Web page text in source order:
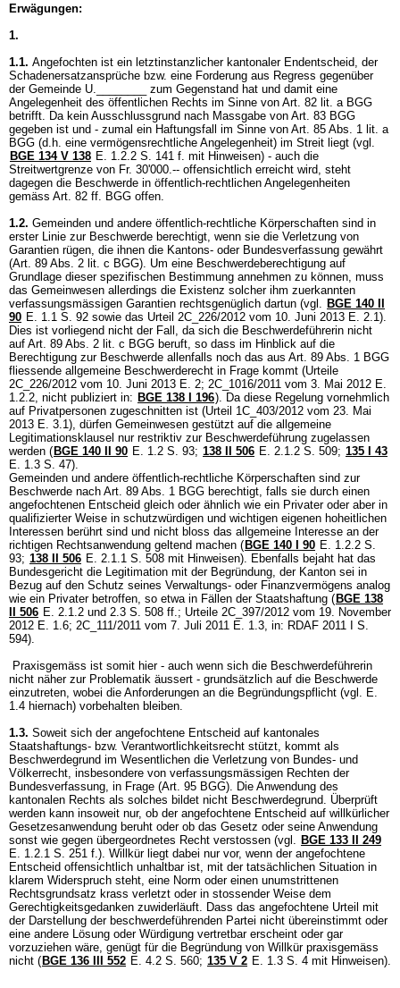
Erwägungen:
1.
1.1. Angefochten ist ein letztinstanzlicher kantonaler Endentscheid, der
Schadenersatzansprüche bzw. eine Forderung aus Regress gegenüber
der Gemeinde U.________ zum Gegenstand hat und damit eine
Angelegenheit des öffentlichen Rechts im Sinne von Art. 82 lit. a BGG
betrifft. Da kein Ausschlussgrund nach Massgabe von Art. 83 BGG
gegeben ist und - zumal ein Haftungsfall im Sinne von Art. 85 Abs. 1 lit. a
BGG (d.h. eine vermögensrechtliche Angelegenheit) im Streit liegt (vgl.
BGE 134 V 138 E. 1.2.2 S. 141 f. mit Hinweisen) - auch die
Streitwertgrenze von Fr. 30'000.-- offensichtlich erreicht wird, steht
dagegen die Beschwerde in öffentlich-rechtlichen Angelegenheiten
gemäss Art. 82 ff. BGG offen.
1.2. Gemeinden und andere öffentlich-rechtliche Körperschaften sind in
erster Linie zur Beschwerde berechtigt, wenn sie die Verletzung von
Garantien rügen, die ihnen die Kantons- oder Bundesverfassung gewährt
(Art. 89 Abs. 2 lit. c BGG). Um eine Beschwerdeberechtigung auf
Grundlage dieser spezifischen Bestimmung annehmen zu können, muss
das Gemeinwesen allerdings die Existenz solcher ihm zuerkannten
verfassungsmässigen Garantien rechtsgenüglich dartun (vgl. BGE 140 II
90 E. 1.1 S. 92 sowie das Urteil 2C_226/2012 vom 10. Juni 2013 E. 2.1).
Dies ist vorliegend nicht der Fall, da sich die Beschwerdeführerin nicht
auf Art. 89 Abs. 2 lit. c BGG beruft, so dass im Hinblick auf die
Berechtigung zur Beschwerde allenfalls noch das aus Art. 89 Abs. 1 BGG
fliessende allgemeine Beschwerderecht in Frage kommt (Urteile
2C_226/2012 vom 10. Juni 2013 E. 2; 2C_1016/2011 vom 3. Mai 2012 E.
1.2.2, nicht publiziert in: BGE 138 I 196). Da diese Regelung vornehmlich
auf Privatpersonen zugeschnitten ist (Urteil 1C_403/2012 vom 23. Mai
2013 E. 3.1), dürfen Gemeinwesen gestützt auf die allgemeine
Legitimationsklausel nur restriktiv zur Beschwerdeführung zugelassen
werden ( BGE 140 II 90 E. 1.2 S. 93; 138 II 506 E. 2.1.2 S. 509; 135 I 43
E. 1.3 S. 47).
Gemeinden und andere öffentlich-rechtliche Körperschaften sind zur
Beschwerde nach Art. 89 Abs. 1 BGG berechtigt, falls sie durch einen
angefochtenen Entscheid gleich oder ähnlich wie ein Privater oder aber in
qualifizierter Weise in schutzwürdigen und wichtigen eigenen hoheitlichen
Interessen berührt sind und nicht bloss das allgemeine Interesse an der
richtigen Rechtsanwendung geltend machen ( BGE 140 I 90 E. 1.2.2 S.
93; 138 II 506 E. 2.1.1 S. 508 mit Hinweisen). Ebenfalls bejaht hat das
Bundesgericht die Legitimation mit der Begründung, der Kanton sei in
Bezug auf den Schutz seines Verwaltungs- oder Finanzvermögens analog
wie ein Privater betroffen, so etwa in Fällen der Staatshaftung ( BGE 138
II 506 E. 2.1.2 und 2.3 S. 508 ff.; Urteile 2C_397/2012 vom 19. November
2012 E. 1.6; 2C_111/2011 vom 7. Juli 2011 E. 1.3, in: RDAF 2011 I S.
594).
Praxisgemäss ist somit hier - auch wenn sich die Beschwerdeführerin
nicht näher zur Problematik äussert - grundsätzlich auf die Beschwerde
einzutreten, wobei die Anforderungen an die Begründungspflicht (vgl. E.
1.4 hiernach) vorbehalten bleiben.
1.3. Soweit sich der angefochtene Entscheid auf kantonales
Staatshaftungs- bzw. Verantwortlichkeitsrecht stützt, kommt als
Beschwerdegrund im Wesentlichen die Verletzung von Bundes- und
Völkerrecht, insbesondere von verfassungsmässigen Rechten der
Bundesverfassung, in Frage (Art. 95 BGG). Die Anwendung des
kantonalen Rechts als solches bildet nicht Beschwerdegrund. Überprüft
werden kann insoweit nur, ob der angefochtene Entscheid auf willkürlicher
Gesetzesanwendung beruht oder ob das Gesetz oder seine Anwendung
sonst wie gegen übergeordnetes Recht verstossen (vgl. BGE 133 II 249
E. 1.2.1 S. 251 f.). Willkür liegt dabei nur vor, wenn der angefochtene
Entscheid offensichtlich unhaltbar ist, mit der tatsächlichen Situation in
klarem Widerspruch steht, eine Norm oder einen unumstrittenen
Rechtsgrundsatz krass verletzt oder in stossender Weise dem
Gerechtigkeitsgedanken zuwiderläuft. Dass das angefochtene Urteil mit
der Darstellung der beschwerdeführenden Partei nicht übereinstimmt oder
eine andere Lösung oder Würdigung vertretbar erscheint oder gar
vorzuziehen wäre, genügt für die Begründung von Willkür praxisgemäss
nicht ( BGE 136 III 552 E. 4.2 S. 560; 135 V 2 E. 1.3 S. 4 mit Hinweisen).